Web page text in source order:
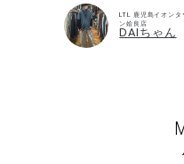
価格から探す
LTL 鹿児島イオンタ
ン姶良店
DAIちゃん